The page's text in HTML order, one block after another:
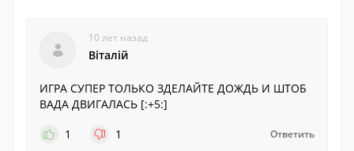
10 лет назад
Віталій
ИГРА СУПЕР ТОЛЬКО ЗДЕЛАЙТЕ ДОЖДЬ И ШТОБ
ВАДА ДВИГАЛАСЬ [:+5:]
1
1 Ответить